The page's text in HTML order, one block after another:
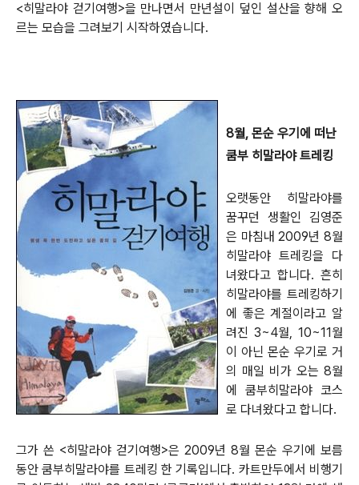
<히말라야 걷기여행>을 만나면서 만년설이 덮인 설산을 향해 오
르는 모습을 그려보기 시작하였습니다.
8월, 몬순 우기에 떠난
쿰부 히말라야 트레킹
오랫동안 히말라야를
꿈꾸던 생활인 김영준
은 마침내 2009년 8월
히말라야 트레킹을 다
녀왔다고 합니다. 흔히
히말라야를 트레킹하기
에 좋은 계절이라고 알
려진 3~4월, 10~11월
이 아닌 몬순 우기로 거
의 매일 비가 오는 8월
에 쿰부히말라야 코스
로 다녀왔다고 합니다.
그가 쓴 <히말라야 걷기여행>은 2009년 8월 몬순 우기에 보름
동안 쿰부히말라야를 트레킹 한 기록입니다. 카트만두에서 비행기